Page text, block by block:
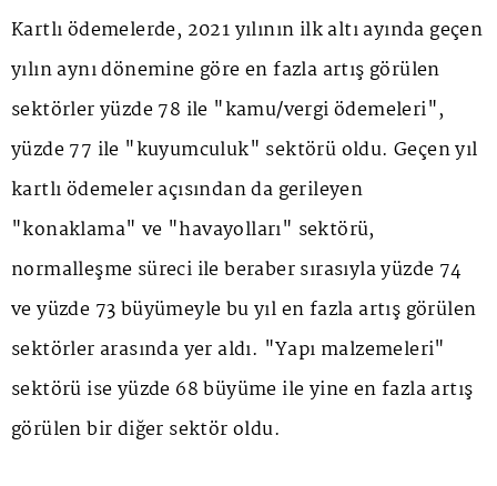
Kartlı ödemelerde, 2021 yılının ilk altı ayında geçen
yılın aynı dönemine göre en fazla artış görülen
sektörler yüzde 78 ile "kamu/vergi ödemeleri",
yüzde 77 ile "kuyumculuk" sektörü oldu. Geçen yıl
kartlı ödemeler açısından da gerileyen
"konaklama" ve "havayolları" sektörü,
normalleşme süreci ile beraber sırasıyla yüzde 74
ve yüzde 73 büyümeyle bu yıl en fazla artış görülen
sektörler arasında yer aldı. "Yapı malzemeleri"
sektörü ise yüzde 68 büyüme ile yine en fazla artış
görülen bir diğer sektör oldu.